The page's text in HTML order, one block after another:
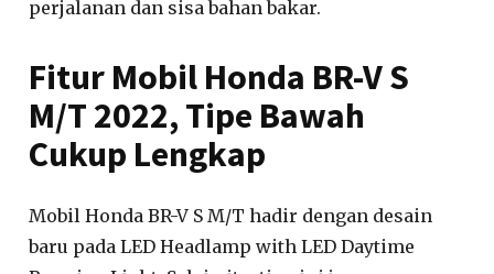
perjalanan dan sisa bahan bakar.
Fitur Mobil Honda BR-V S
M/T 2022, Tipe Bawah
Cukup Lengkap
Mobil Honda BR-V S M/T hadir dengan desain
baru pada LED Headlamp with LED Daytime